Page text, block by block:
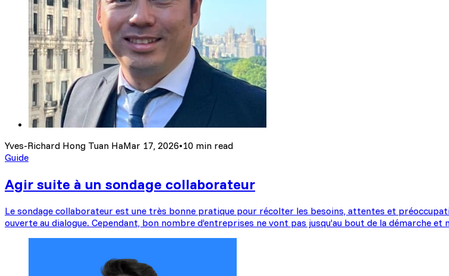
Yves-Richard Hong Tuan HaMar 17, 2026•10 min read
Guide
Agir suite à un sondage collaborateur
Le sondage collaborateur est une très bonne pratique pour récolter les besoins, attentes et
ouverte au dialogue. Cependant, bon nombre d’entreprises ne vont pas jusqu’au bout de la démarche et